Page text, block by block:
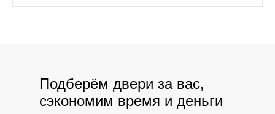
Подберём двери за вас,
сэкономим время и деньги